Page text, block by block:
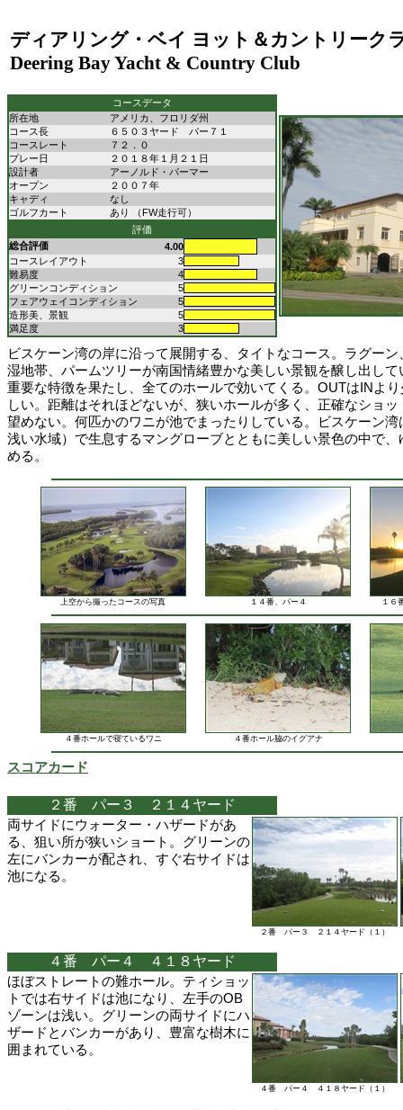
ディアリング・ベイ ヨット＆カントリーク
Deering Bay Yacht & Country Club
コースデータ
所在地
アメリカ、フロリダ州
コース長
６５０３ヤード パー７１
コースレート
７２．０
プレー日
２０１８年１月２１日
設計者
アーノルド・パーマー
オープン
２００７年
キャディ
なし
ゴルフカート
あり （FW走行可）
評価
総合評価
4.00
コースレイアウト
3
難易度
4
グリーンコンディション
5
フェアウェイコンディション
5
造形美、景観
5
満足度
3
ビスケーン湾の岸に沿って展開する、タイトなコース。ラグー
湿地帯、パームツリーが南国情緒豊かな美しい景観を醸し出し
重要な特徴を果たし、全てのホールで効いてくる。OUTはINよ
しい。距離はそれほどないが、狭いホールが多く、正確なショ
望めない。何匹かのワニが池でまったりしている。ビスケーン
浅い水域）で生息するマングローブとともに美しい景色の中で
める。
上空から撮ったコースの写真 １４番、パー４ １６
４番ホールで寝ているワニ ４番ホール脇のイグアナ
スコアカード
２番 パー３ ２１４ヤード
２番 パー３ ２１４ヤード（１）
両サイドにウォーター・ハザードがあ
る、狙い所が狭いショート。グリーンの
左にバンカーが配され、すぐ右サイドは
池になる。
４番 パー４ ４１８ヤード
４番 パー４ ４１８ヤード（１）
ほぼストレートの難ホール。ティショッ
トでは右サイドは池になり、左手のOB
ゾーンは浅い。グリーンの両サイドにハ
ザードとバンカーがあり、豊富な樹木に
囲まれている。